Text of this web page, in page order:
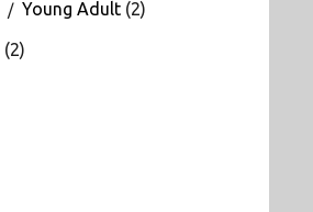
Young Adult(2)
(2)